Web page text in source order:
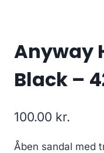
Anyway
Black –
100.00 kr.
Åben sandal med